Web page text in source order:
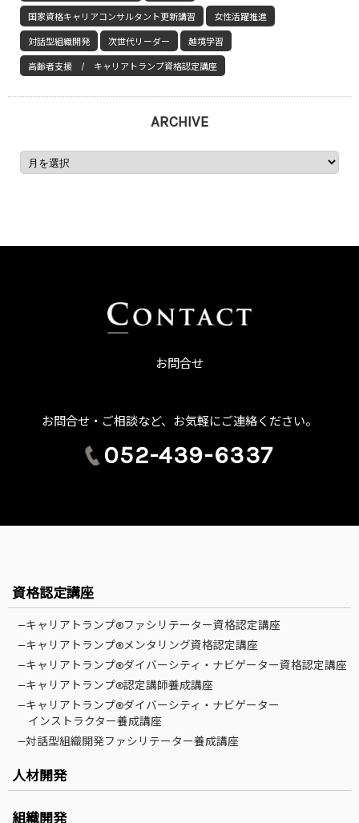
国家資格キャリアコンサルタント更新講習 女性活躍推進
対話型組織開発 次世代リーダー 越境学習
高齢者支援 / キャリアトランプ資格認定講座
ARCHIVE
お問合せ
お問合せ・ご相談など、お気軽にご連絡ください。
052-439-6337
資格認定講座
—キャリアトランプ®ファシリテーター資格認定講座
—キャリアトランプ®メンタリング資格認定講座
—キャリアトランプ®ダイバーシティ・ナビゲーター資格認定講座
—キャリアトランプ®認定講師養成講座
—キャリアトランプ®ダイバーシティ・ナビゲーター
インストラクター養成講座
—対話型組織開発ファシリテーター養成講座
人材開発
組織開発